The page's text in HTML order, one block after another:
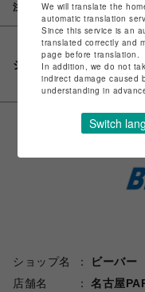
注意事項
シェアする
ショップ名
ビーバー
店舗名
名古屋
We will translate the
automatic translation
Since this service is an
translated correctly and
page before translation.
In addition, we do not
indirect damage caused
understanding in
Switch